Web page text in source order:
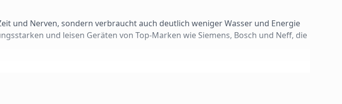
und Nerven, sondern verbraucht auch deutlich weniger Wasser und Energie
und leisen Geräten von Top-Marken wie Siemens, Bosch und Neff, die